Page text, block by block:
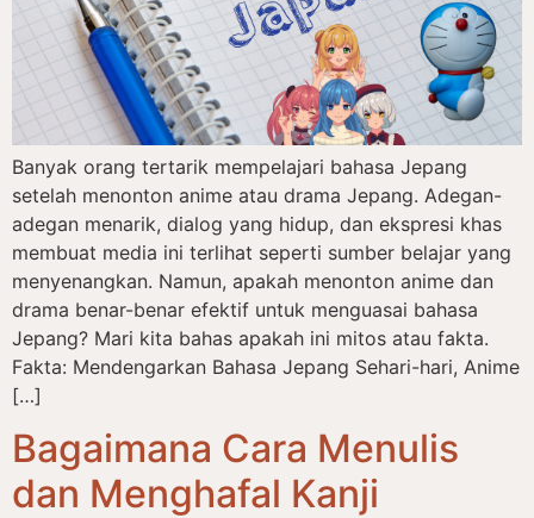
Banyak orang tertarik mempelajari bahasa Jepang
setelah menonton anime atau drama Jepang. Adegan-
adegan menarik, dialog yang hidup, dan ekspresi khas
membuat media ini terlihat seperti sumber belajar yang
menyenangkan. Namun, apakah menonton anime dan
drama benar-benar efektif untuk menguasai bahasa
Jepang? Mari kita bahas apakah ini mitos atau fakta.
Fakta: Mendengarkan Bahasa Jepang Sehari-hari, Anime
[…]
Bagaimana Cara Menulis
dan Menghafal Kanji